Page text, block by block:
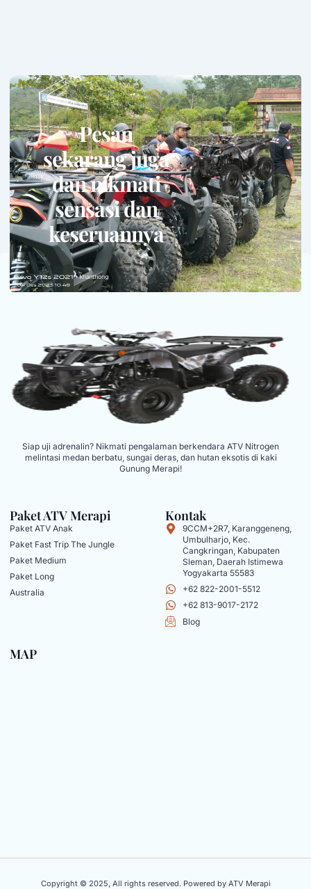
Pesan
sekarang juga
dan nikmati
sensasi dan
keseruannya
Siap uji adrenalin? Nikmati pengalaman berkendara ATV Nitrogen
melintasi medan berbatu, sungai deras, dan hutan eksotis di kaki
Gunung Merapi!
Paket ATV Merapi
Paket ATV Anak
Paket Fast Trip The Jungle
Paket Medium
Paket Long
Australia
Kontak
9CCM+2R7, Karanggeneng,
Umbulharjo, Kec.
Cangkringan, Kabupaten
Sleman, Daerah Istimewa
Yogyakarta 55583
+62 822-2001-5512
+62 813-9017-2172
Blog
MAP
Copyright © 2025, All rights reserved. Powered by ATV Merapi